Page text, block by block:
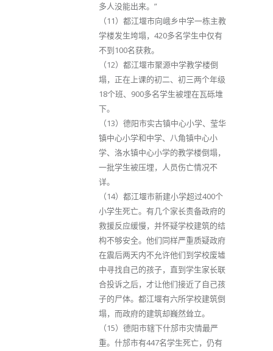
多人没能出来。”
（11）都江堰市向峨乡中学一栋主教
学楼发生垮塌，420多名学生中仅有
不到100名获救。
（12）都江堰市聚源中学教学楼倒
塌，正在上课的初二、初三两个年级
18个班、900多名学生被埋在瓦砾堆
下。
（13）德阳市实古镇中心小学、莹华
镇中心小学和中学、八角镇中心小
学、洛水镇中心小学的教学楼倒塌，
一批学生被压埋，人员伤亡情况不
详。
（14）都江堰市新建小学超过400个
小学生死亡。有几个家长责备政府的
救援反应缓慢，并怀疑学校建筑的结
构不够安全。他们同样严重质疑政府
在震后两天内不允许他们到学校废墟
中寻找自己的孩子，直到学生家长联
合投诉之后，才让他们接近了自己孩
子的尸体。都江堰有六所学校建筑倒
塌，而政府的建筑却巍然耸立。
（15）德阳市辖下什邡市灾情最严
重。什邡市有447名学生死亡，仍有